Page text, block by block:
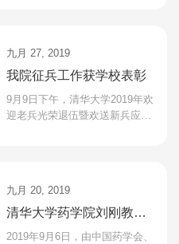
九月 27, 2019
我院征兵工作获学校表彰
9月9日下午，清华大学2019年欢
迎老兵光荣退伍暨欢送新兵应征
九月 20, 2019
清华大学药学院刘刚教授
团队荣获2019年度中国药
2019年9月6日，由中国药学会、